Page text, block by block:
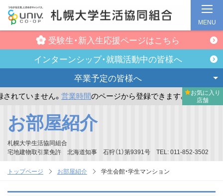
受験生・新入生応援ページはこちら
インターンシップ・就職活動中の皆様へ
卒業予定の皆様へ
いません。営業時間のページから登録できます。 まだお
お気に入り
店舗
MENU
お部屋紹介
札幌大学生活協同組合
宅地建物取引業免許 北海道知事 石狩（1）第9391号 TEL: 011-852-3502
トップページ お部屋紹介 学生会館・学生マンション